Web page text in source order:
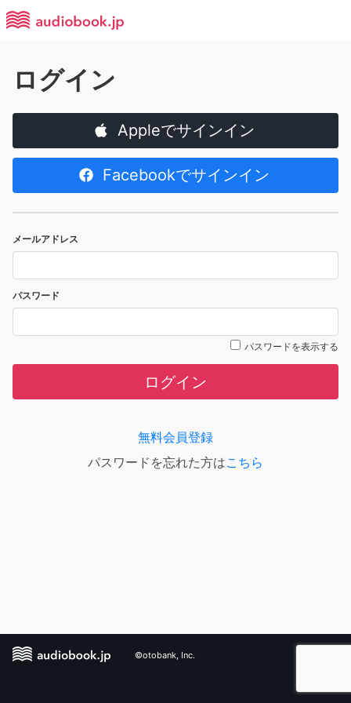
ログイン
Appleでサインイン
Facebookでサインイン
メールアドレス
パスワード
パスワードを表示する
ログイン
無料会員登録
パスワードを忘れた方はこちら
©otobank, Inc.